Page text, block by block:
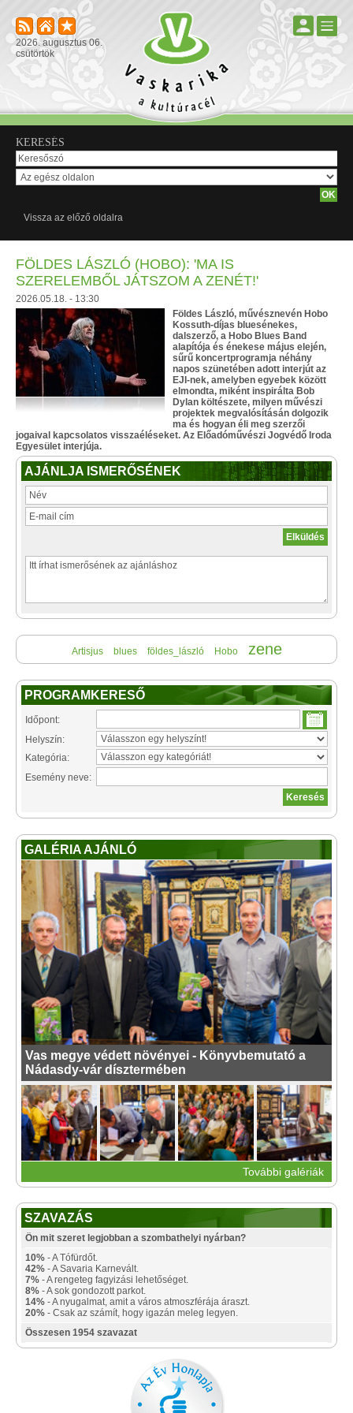
2026. augusztus 06.
csütörtök
KERESÉS
Vissza az előző oldalra
FÖLDES LÁSZLÓ (HOBO): 'MA IS
SZERELEMBŐL JÁTSZOM A ZENÉT!'
2026.05.18. - 13:30
Földes László, művésznevén Hobo
Kossuth-díjas bluesénekes,
dalszerző, a Hobo Blues Band
alapítója és énekese május elején,
sűrű koncertprogramja néhány
napos szünetében adott interjút az
EJI-nek, amelyben egyebek között
elmondta, miként inspirálta Bob
Dylan költészete, milyen művészi
projektek megvalósításán dolgozik
ma és hogyan éli meg szerzői
jogaival kapcsolatos visszaéléseket. Az Előadóművészi Jogvédő Iroda
Egyesület interjúja.
AJÁNLJA ISMERŐSÉNEK
Artisjus blues földes_lászló Hobo zene
PROGRAMKERESŐ
Időpont:
Helyszín:
Kategória:
Esemény neve:
GALÉRIA AJÁNLÓ
Vas megye védett növényei - Könyvbemutató a
Nádasdy-vár dísztermében
További galériák
SZAVAZÁS
Ön mit szeret legjobban a szombathelyi nyárban?
10% - A Tófürdőt.
42% - A Savaria Karnevált.
7% - A rengeteg fagyizási lehetőséget.
8% - A sok gondozott parkot.
14% - A nyugalmat, amit a város atmoszférája áraszt.
20% - Csak az számít, hogy igazán meleg legyen.
Összesen 1954 szavazat